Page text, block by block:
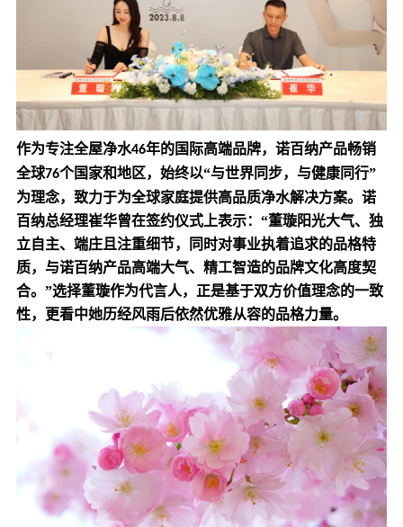
作为专注全屋净水46年的国际高端品牌，诺百纳产品畅销
全球76个国家和地区，始终以“与世界同步，与健康同行”
为理念，致力于为全球家庭提供高品质净水解决方案。诺
百纳总经理崔华曾在签约仪式上表示：“董璇阳光大气、独
立自主、端庄且注重细节，同时对事业执着追求的品格特
质，与诺百纳产品高端大气、精工智造的品牌文化高度契
合。”选择董璇作为代言人，正是基于双方价值理念的一致
性，更看中她历经风雨后依然优雅从容的品格力量。